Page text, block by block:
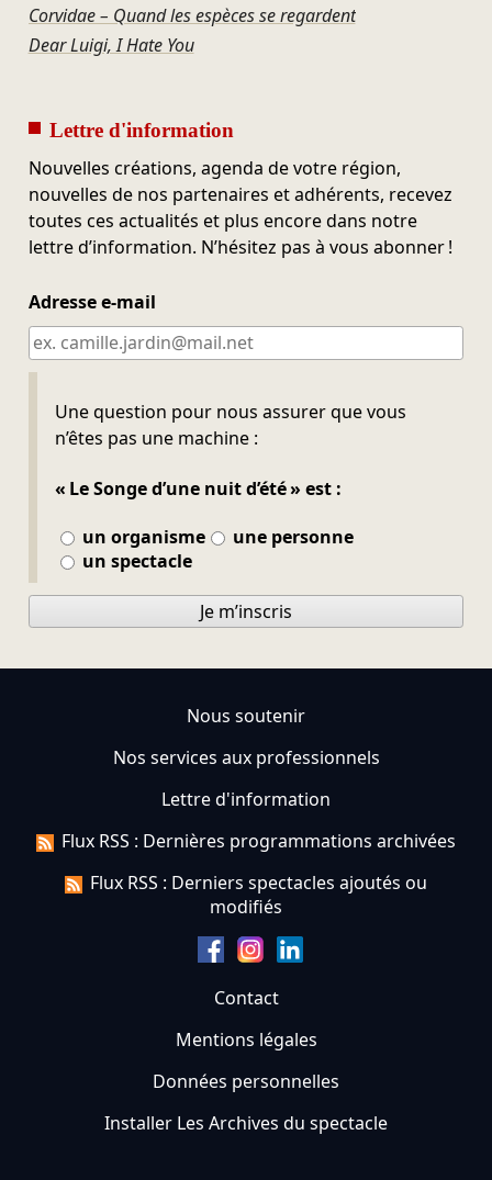
Corvidae – Quand les espèces se regardent
Dear Luigi, I Hate You
Lettre d'information
Nouvelles créations, agenda de votre région,
nouvelles de nos partenaires et adhérents, recevez
toutes ces actualités et plus encore dans notre
lettre d’information. N’hésitez pas à vous abonner !
Adresse e-mail
Une question pour nous assurer que vous
n’êtes pas une machine :
« Le Songe d’une nuit d’été » est :
un organisme
une personne
un spectacle
Ne pas remplir
Je m’inscris
Nous soutenir
Nos services aux professionnels
Lettre d'information
Flux RSS : Dernières programmations archivées
Flux RSS : Derniers spectacles ajoutés ou
modifiés
Contact
Mentions légales
Données personnelles
Installer Les Archives du spectacle